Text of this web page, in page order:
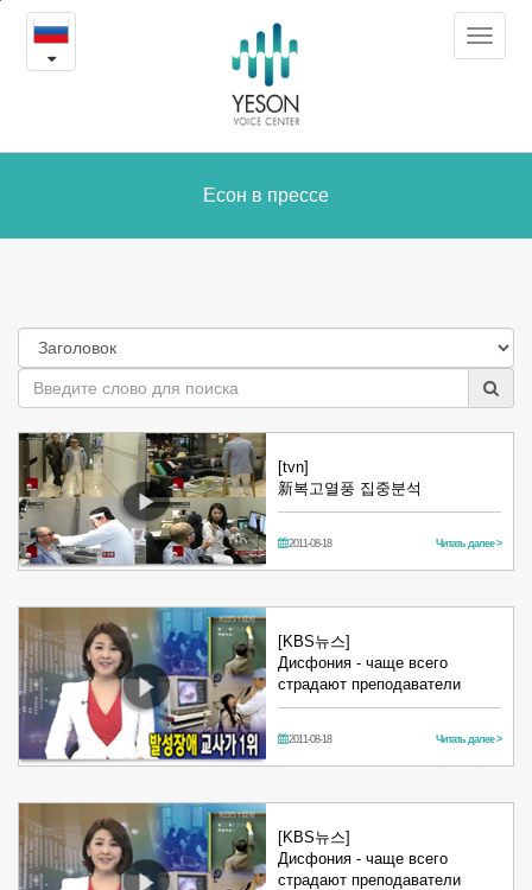
Есон
Toggle
Есон в прессе
[tvn]
新복고열풍 집중분석
2011-08-18 Читать далее >
[KBS뉴스]
Дисфония - чаще всего
страдают преподаватели
2011-08-18 Читать далее >
[KBS뉴스]
Дисфония - чаще всего
страдают преподаватели